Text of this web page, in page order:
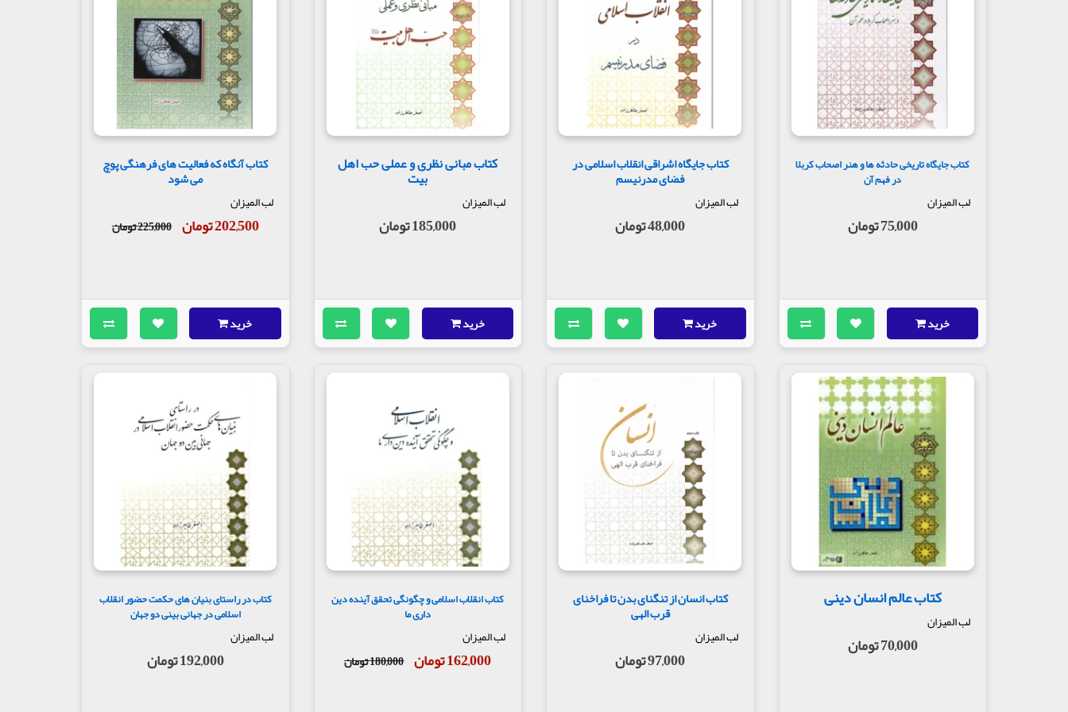
فَأوَّلُ ما ألْقاهُ الْمالِكُ عَلَى الْعَبْدِ مِن ذلكَ فَصُّ حِكْمَةٍ إلهيَّةٍ في كَلِمَةٍ آدميَّةٍ
اول چيزى كه مالك بر اين بنده از آن كتاب القاء فرمود «فصّ حكمت الهيّه» درباره كلمه آدميت است. فرمود مالک به عبد القاء کرد به اعتبار آن‌که مالک همه‌ی معانی ربّ را در بر می‌گیرد و
مالک می‌توان...
کتاب جایگاه تاریخی حادثه ها و هنر اصحاب کربلا
در فهم آن
لب المیزان
75,000 تومان
خرید
کتاب جایگاه اشراقی انقلاب اسلامی در
فضای مدرنیسم
لب المیزان
48,000 تومان
خرید
کتاب مبانی نظری و عملی حب اهل
بیت
لب المیزان
185,000 تومان
خرید
کتاب آنگاه که فعالیت های فرهنگی پوچ
می شود
لب المیزان
202,500 تومان 225,000 تومان
خرید
کتاب عالم انسان دینی
لب المیزان
70,000 تومان
کتاب انسان از تنگنای بدن تا فراخنای
قرب الهی
لب المیزان
97,000 تومان
کتاب انقلاب اسلامی و چگونگی تحقق آینده دین‌
داری ما
لب المیزان
162,000 تومان 180,000 تومان
کتاب در راستای بنیان های حکمت حضور انقلاب
اسلامی در جهانی بینی دو جهان
لب المیزان
192,000 تومان